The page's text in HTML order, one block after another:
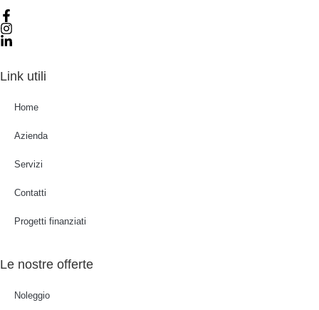
Link utili
Home
Azienda
Servizi
Contatti
Progetti finanziati
Le nostre offerte
Noleggio